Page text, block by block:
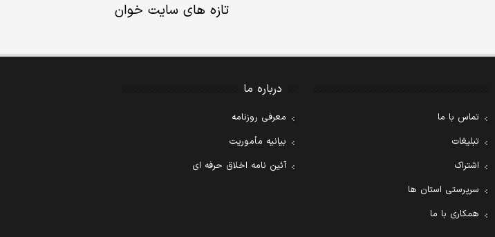
تازه های سایت خوان
تماس با ما
تبلیغات
اشتراک
سرپرستی استان ها
همکاری با ما
درباره ما
معرفی روزنامه
بیانیه مأموریت
آئین نامه اخلاق حرفه ای